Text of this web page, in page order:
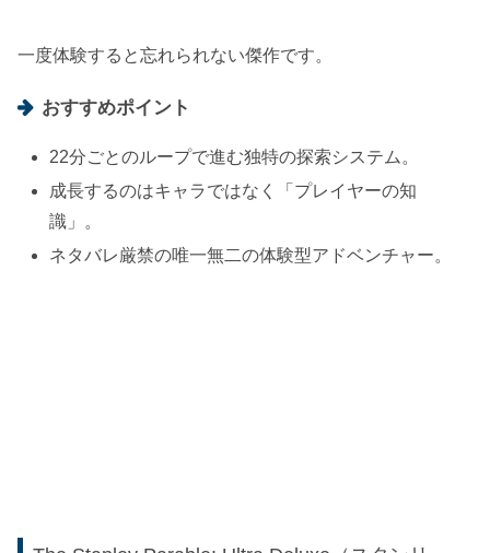
一度体験すると忘れられない傑作です。
おすすめポイント
22分ごとのループで進む独特の探索システム。
成長するのはキャラではなく「プレイヤーの知
識」。
ネタバレ厳禁の唯一無二の体験型アドベンチャー。